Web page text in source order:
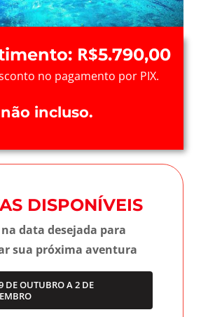
R$5.790,00
no pagamento por PIX.
incluso.
DISPONÍVEIS
data desejada para
sua próxima aventura
DE OUTUBRO A 2 DE